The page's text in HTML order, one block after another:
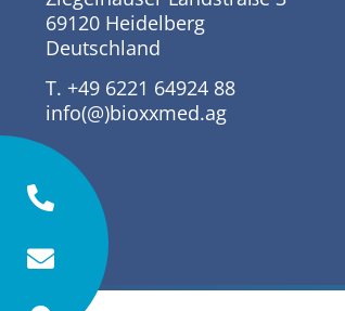
69120 Heidelberg
Deutschland
T. +49 6221 64924 88
info(@)bioxxmed.ag